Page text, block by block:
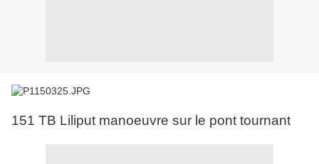
151 TB Liliput manoeuvre sur le pont tournant